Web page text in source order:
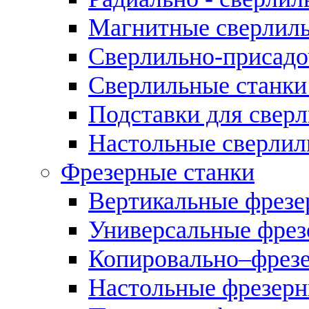
Магнитные
Сверлильно-
Сверлильные
Подставки для
Настольные
Фрезерные станки
Вертикальные
Универсальные
Настольные